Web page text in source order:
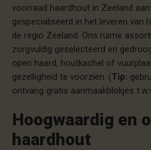
voorraad haardhout in Zeeland
gespecialiseerd in het leveren van
de regio Zeeland. Ons ruime
zorgvuldig geselecteerd en
open haard, houtkachel of
gezelligheid te voorzien. (Tip:
ontvang gratis aanmaakblokjes
Hoogwaardig en
haardhout